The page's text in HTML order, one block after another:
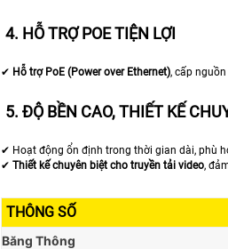
4. HỖ TRỢ POE TIỆN LỢI
✔ Hỗ trợ PoE (Power over Ethernet), cấp
5. ĐỘ BỀN CAO, THIẾT KẾ
✔ Hoạt động ổn định trong thời gian dài, phù
✔ Thiết kế chuyên biệt cho truyền tải video,
THÔNG SỐ
Băng Thông